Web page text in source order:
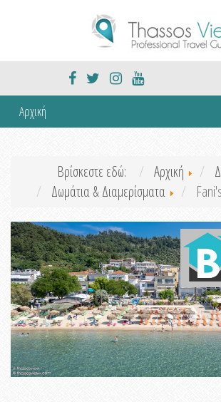
Αρχική
Βρίσκεστε εδώ: Αρχική
Δωμάτια & Διαμερίσματα